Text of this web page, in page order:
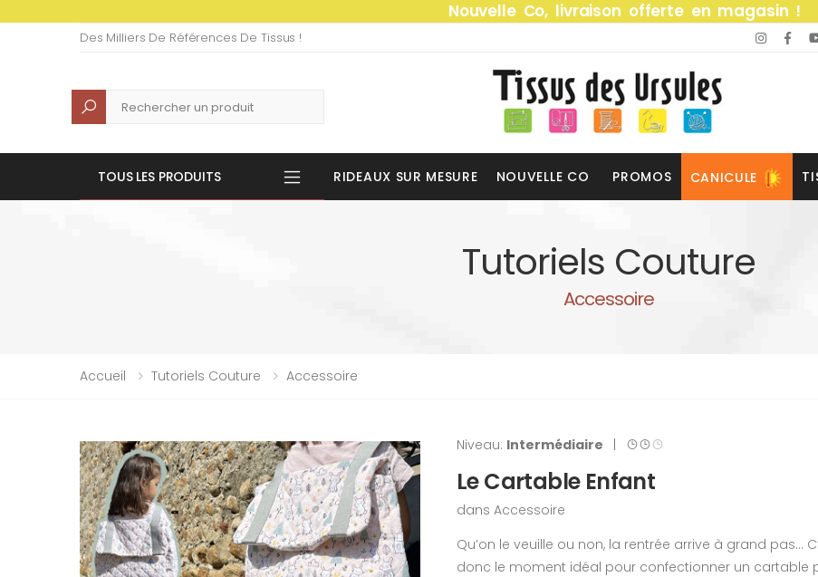
Nouvelle Co, livraison offerte en magasin !
Des Milliers De Références De Tissus !
Recherche
TOUS LES PRODUITS RIDEAUX SUR MESURE NOUVELLE CO PROMOS CANICULE
Tutoriels Couture
Accessoire
Accueil Tutoriels Couture Accessoire
Niveau: Intermédiaire
Le Cartable Enfant
dans Accessoire
Qu’on le veuille ou non, la rentrée arrive à grand pas…
donc le moment idéal pour confectionner un cartable